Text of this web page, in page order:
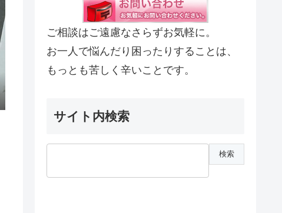
ご相談はご遠慮なさらずお気軽に。
お一人で悩んだり困ったりすることは、
もっとも苦しく辛いことです。
サイト内検索